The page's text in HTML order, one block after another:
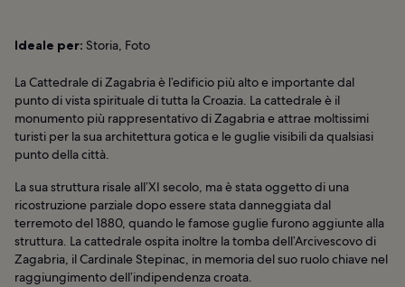
Ideale per: Storia, Foto
La Cattedrale di Zagabria è l’edificio più alto e importante dal
punto di vista spirituale di tutta la Croazia. La cattedrale è il
monumento più rappresentativo di Zagabria e attrae moltissimi
turisti per la sua architettura gotica e le guglie visibili da qualsiasi
punto della città.
La sua struttura risale all’XI secolo, ma è stata oggetto di una
ricostruzione parziale dopo essere stata danneggiata dal
terremoto del 1880, quando le famose guglie furono aggiunte alla
struttura. La cattedrale ospita inoltre la tomba dell’Arcivescovo di
Zagabria, il Cardinale Stepinac, in memoria del suo ruolo chiave nel
raggiungimento dell’indipendenza croata.